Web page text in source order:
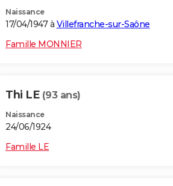
Naissance
17/04/1947 à Villefranche-sur-Saône
Famille MONNIER
Thi LE (93 ans)
Naissance
24/06/1924
Famille LE